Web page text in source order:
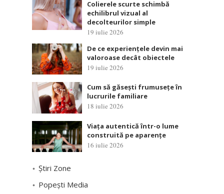
Colierele scurte schimbă
echilibrul vizual al
decolteurilor simple
19 iulie 2026
De ce experiențele devin mai
valoroase decât obiectele
19 iulie 2026
Cum să găsești frumusețe în
lucrurile familiare
18 iulie 2026
Viața autentică într-o lume
construită pe aparențe
16 iulie 2026
Știri Zone
Popești Media